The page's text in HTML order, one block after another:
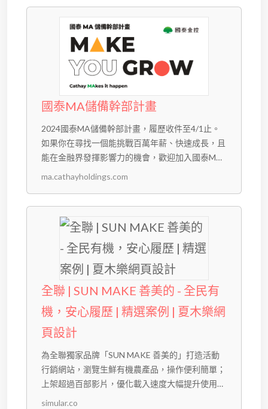
國泰MA儲備幹部計畫
2024國泰MA儲備幹部計畫，履歷收件至4/1止。
如果你在尋找一個能挑戰百萬年薪、快速成長，且
能在金融界發揮影響力的機會，歡迎加入國泰MA
儲備幹部計畫！
ma.cathayholdings.com
全聯 | SUN MAKE 善美的 - 全民有
機，安心履歷 | 精選案例 | 夏木樂網
頁設計
為全聯獨家品牌「SUN MAKE 善美的」打造活動
行銷網站，瀏覽生鮮有機農產品，操作便利簡單；
上架超過百部影片，優化載入速度大幅提升使用體
驗。
simular.co